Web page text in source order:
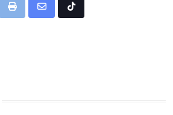
Print
Share
Tiktok